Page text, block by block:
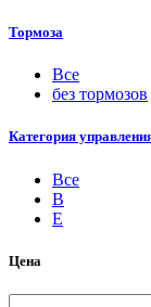
Тормоза
Все
без тормозов
Категория
Все
B
Е
Цена